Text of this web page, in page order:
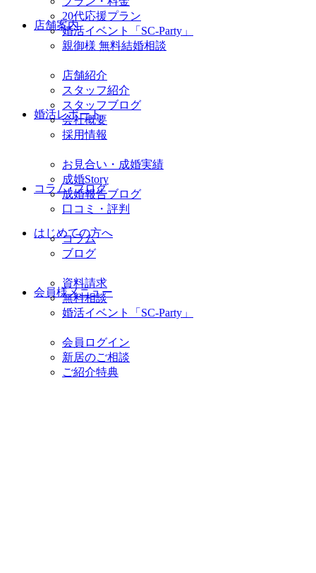
20代応援プラン
婚活イベント「SC-Party」
親御様 無料結婚相談
店舗案内
店舗紹介
スタッフ紹介
スタッフブログ
会社概要
採用情報
婚活レポート
お見合い・成婚実績
成婚Story
成婚報告ブログ
口コミ・評判
コラム･ブログ
コラム
ブログ
はじめての方へ
資料請求
無料相談
婚活イベント「SC-Party」
会員様メニュー
会員ログイン
新居のご相談
ご紹介特典